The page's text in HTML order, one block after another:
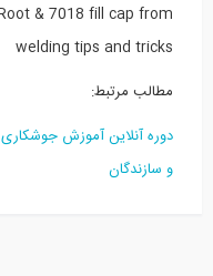
& 7018 fill cap from
welding tips and tricks
مطالب مرتبط:
دوره آنلاين آموزش
و سازندگان